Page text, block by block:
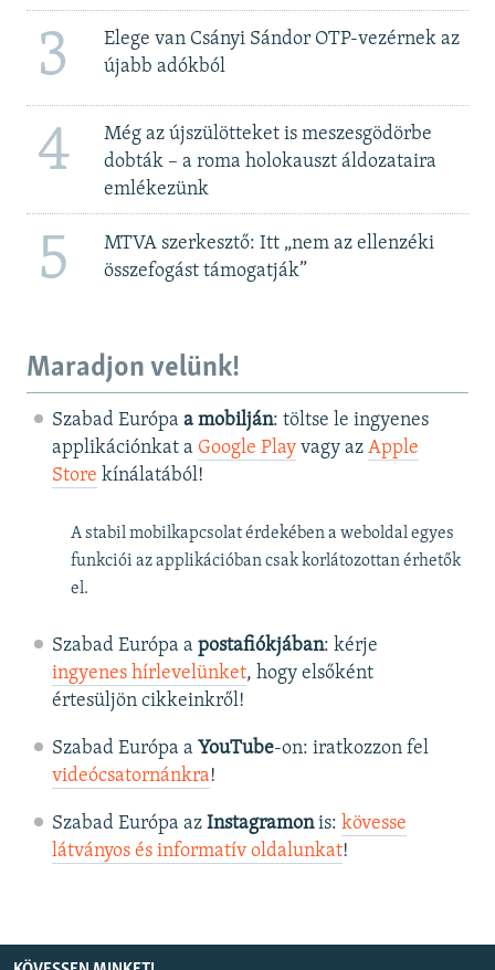
3
Elege van Csányi Sándor OTP-vezérnek az
újabb adókból
4
Még az újszülötteket is meszesgödörbe
dobták – a roma holokauszt áldozataira
emlékezünk
5
MTVA szerkesztő: Itt „nem az ellenzéki
összefogást támogatják”
Maradjon velünk!
Szabad Európa a mobilján: töltse le ingyenes
applikációnkat a Google Playvagy az Apple
Store kínálatából!
A stabil mobilkapcsolat érdekében a weboldal egyes
funkciói az applikációban csak korlátozottan érhetők
el.
Szabad Európa a postafiókjában: kérje
ingyenes hírlevelünket, hogy elsőként
értesüljön cikkeinkről!
Szabad Európa a YouTube-on: iratkozzon fel
videócsatornánkra!
Szabad Európa az Instagramonis: kövesse
látványos és informatív oldalunkat! ​